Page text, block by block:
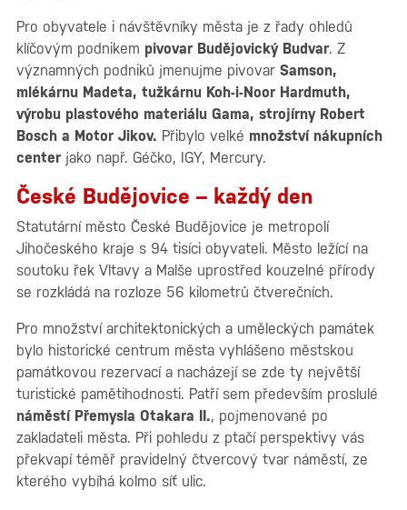
Pro obyvatele i návštěvníky města je z řady ohledů
klíčovým podnikem pivovar Budějovický Budvar. Z
významných podniků jmenujme pivovar Samson,
mlékárnu Madeta, tužkárnu Koh-i-Noor Hardmuth,
výrobu plastového materiálu Gama, strojírny Robert
Bosch a Motor Jikov. Přibylo velké množství nákupních
center jako např. Géčko, IGY, Mercury.
České Budějovice – každý den
Statutární město České Budějovice je metropolí
Jihočeského kraje s 94 tisíci obyvateli. Město ležící na
soutoku řek Vltavy a Malše uprostřed kouzelné přírody
se rozkládá na rozloze 56 kilometrů čtverečních.
Pro množství architektonických a uměleckých památek
bylo historické centrum města vyhlášeno městskou
památkovou rezervací a nacházejí se zde ty největší
turistické pamětihodnosti. Patří sem především proslulé
náměstí Přemysla Otakara II., pojmenované po
zakladateli města. Při pohledu z ptačí perspektivy vás
překvapí téměř pravidelný čtvercový tvar náměstí, ze
kterého vybíhá kolmo síť ulic.